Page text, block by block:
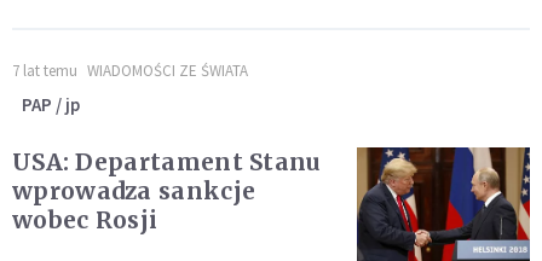
7 lat temu WIADOMOŚCI ZE ŚWIATA
PAP / jp
USA: Departament Stanu
wprowadza sankcje
wobec Rosji